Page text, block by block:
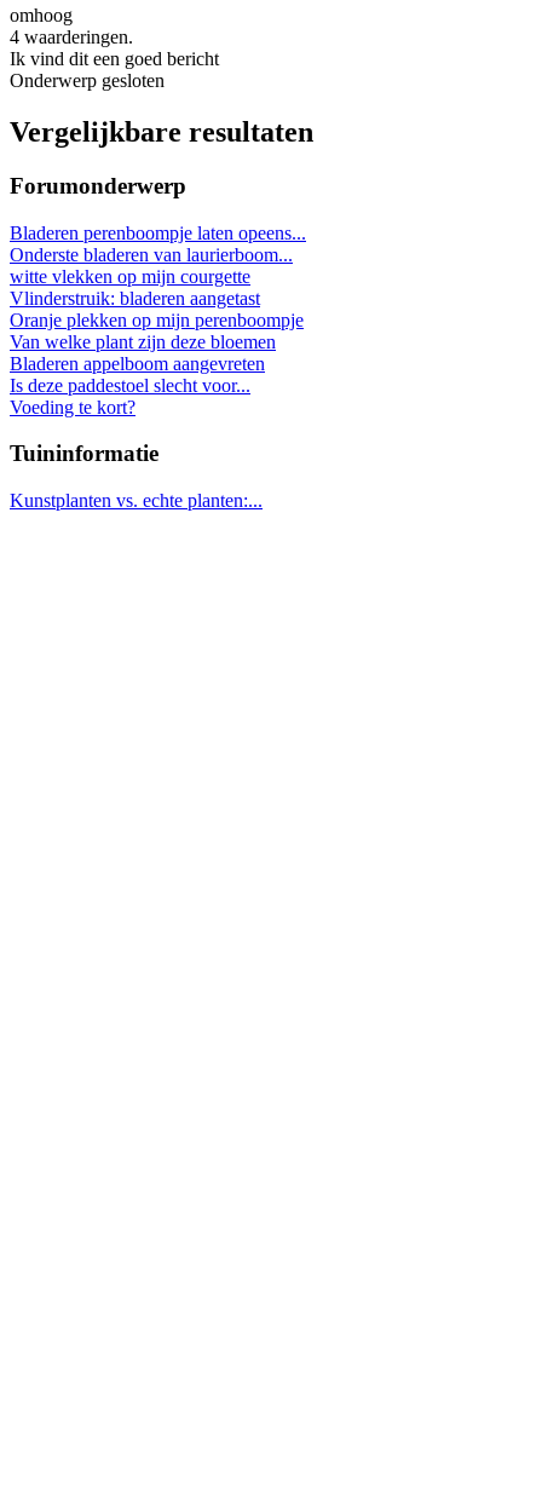
omhoog
4 waarderingen.
Ik vind dit een goed bericht
Onderwerp gesloten
Vergelijkbare resultaten
Forumonderwerp
Bladeren perenboompje laten opeens...
Onderste bladeren van laurierboom...
witte vlekken op mijn courgette
Vlinderstruik: bladeren aangetast
Oranje plekken op mijn perenboompje
Van welke plant zijn deze bloemen
Bladeren appelboom aangevreten
Is deze paddestoel slecht voor...
Voeding te kort?
Tuininformatie
Kunstplanten vs. echte planten:...